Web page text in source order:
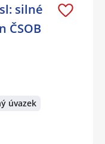
silné
ČSOB
úvazek